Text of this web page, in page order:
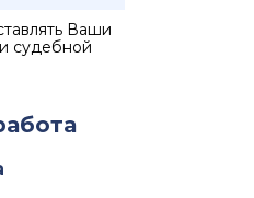
Ваши
судебной